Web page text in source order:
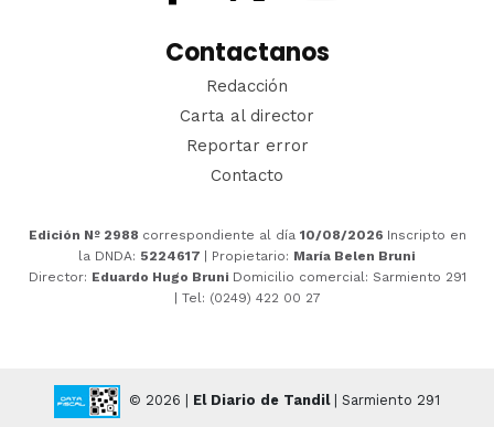
Contactanos
Redacción
Carta al director
Reportar error
Contacto
Edición Nº 2988 correspondiente al día 10/08/2026 Inscripto en
la DNDA: 5224617 | Propietario: María Belen Bruni
Director: Eduardo Hugo Bruni Domicilio comercial: Sarmiento 291
| Tel: (0249) 422 00 27
© 2026 | El Diario de Tandil| Sarmiento 291